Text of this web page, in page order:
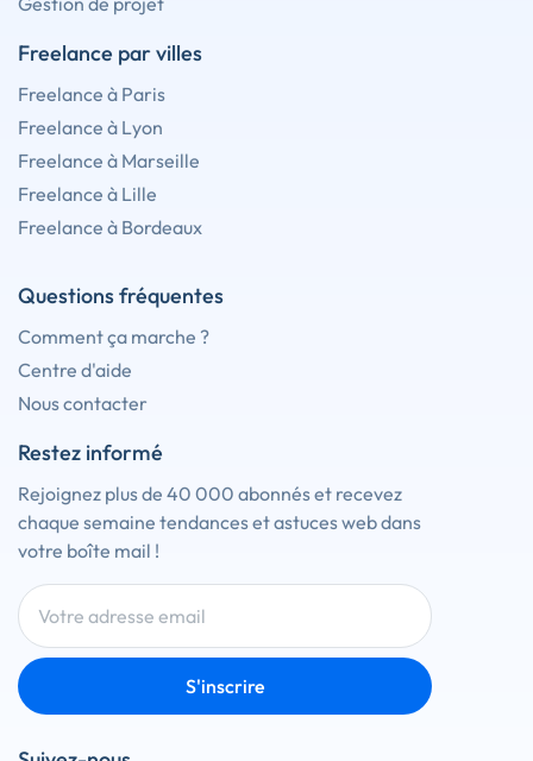
Freelance par villes
Freelance à Paris
Freelance à Lyon
Freelance à Marseille
Freelance à Lille
Freelance à Bordeaux
Questions fréquentes
Comment ça marche ?
Centre d'aide
Nous contacter
Restez informé
Rejoignez plus de 40 000 abonnés et recevez
chaque semaine tendances et astuces web dans
votre boîte mail !
S'inscrire